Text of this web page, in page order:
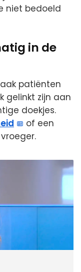
niet bedoeld
in de
patiënten
gelinkt zijn aan
doekjes.
of een